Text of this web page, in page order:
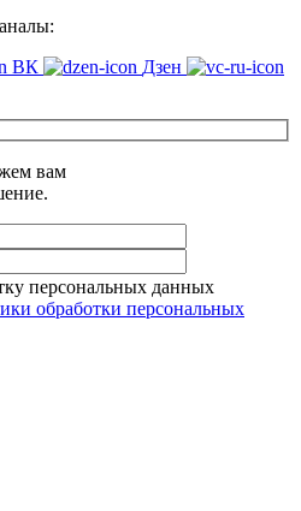
ВК
Дзен
вам
персональных данных
обработки персональных